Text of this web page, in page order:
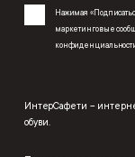
Нажимая
маркетинговые
ИнтерСафети –
обуви.